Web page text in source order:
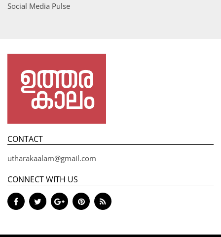
Social Media Pulse
CONTACT
utharakaalam@gmail.com
CONNECT WITH US